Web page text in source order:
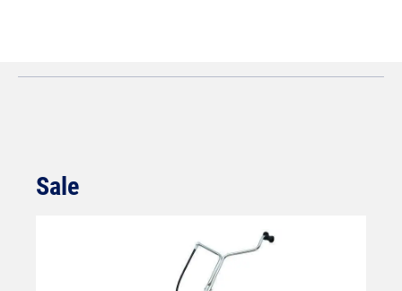
Produktgalerie überspringen
Sale